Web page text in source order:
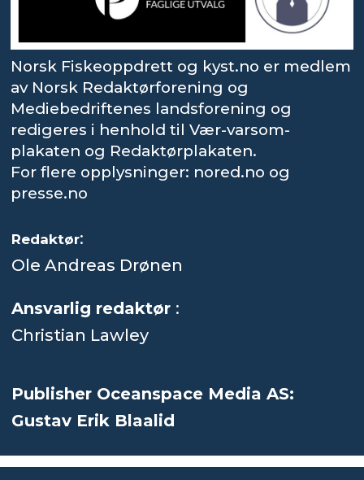
Norsk Fiskeoppdrett og kyst.no er medlem
av Norsk Redaktørforening og
Mediebedriftenes landsforening og
redigeres i henhold til Vær-varsom-
plakaten og Redaktørplakaten.
For flere opplysninger: nored.no og
presse.no
Redaktør:
Ole Andreas Drønen
Ansvarlig redaktør :
Christian Lawley
Publisher Oceanspace Media AS:
Gustav Erik Blaalid